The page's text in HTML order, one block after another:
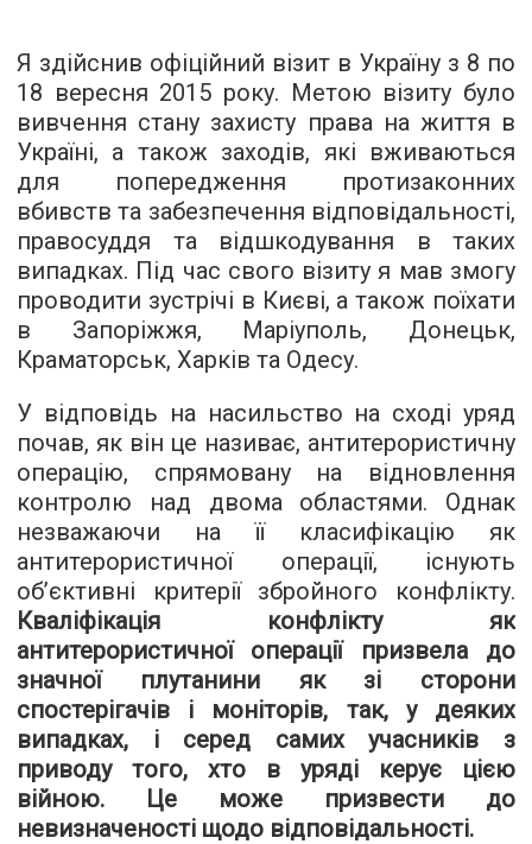
Я здійснив офіційний візит в Україну з 8 по
18 вересня 2015 року. Метою візиту було
вивчення стану захисту права на життя в
Україні, а також заходів, які вживаються
для попередження протизаконних
вбивств та забезпечення відповідальності,
правосуддя та відшкодування в таких
випадках. Під час свого візиту я мав змогу
проводити зустрічі в Києві, а також поїхати
в Запоріжжя, Маріуполь, Донецьк,
Краматорськ, Харків та Одесу.
У відповідь на насильство на сході уряд
почав, як він це називає, антитерористичну
операцію, спрямовану на відновлення
контролю над двома областями. Однак
незважаючи на її класифікацію як
антитерористичної операції, існують
об’єктивні критерії збройного конфлікту.
Кваліфікація конфлікту як
антитерористичної операції призвела до
значної плутанини як зі сторони
спостерігачів і моніторів, так, у деяких
випадках, і серед самих учасників з
приводу того, хто в уряді керує цією
війною. Це може призвести до
невизначеності щодо відповідальності.